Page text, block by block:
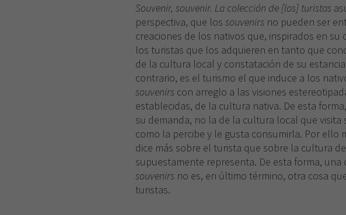
Souvenir, souvenir. La colección de [los] turistas
perspectiva, que los souvenirs no pueden ser
creaciones de los nativos que, inspirados en su
los turistas que los adquieren en tanto que
de la cultura local y constatación de su
contrario, es el turismo el que induce a los
souvenirs con arreglo a las visiones
establecidas, de la cultura nativa. De esta
su demanda, no la de la cultura local que visita
como la percibe y le gusta consumirla. Por ello
dice más sobre el turista que sobre la cultura
supuestamente representa. De esta forma, una
souvenirs no es, en último término, otra cosa
turistas.